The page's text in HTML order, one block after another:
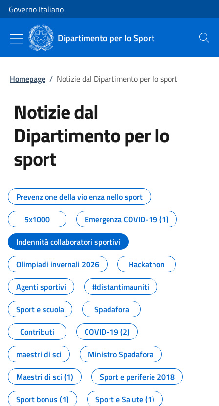
Vai al contenuto
Vai alla navigazione del sito
Governo Italiano
Dipartimento per lo Sport Cerca
Homepage / Notizie dal Dipartimento per lo sport
Notizie dal
Dipartimento per lo
sport
Tutti i contenuti della pagina
Prevenzione della violenza nello sport
5x1000
Emergenza COVID-19 (1)
Indennità collaboratori sportivi
Olimpiadi invernali 2026
Hackathon
Agenti sportivi
#distantimauniti
Sport e scuola
Spadafora
Contributi
COVID-19 (2)
maestri di sci
Ministro Spadafora
Maestri di sci (1)
Sport e periferie 2018
Sport bonus (1)
Sport e Salute (1)